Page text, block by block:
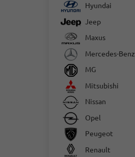
Hyundai
Jeep
Maxus
Mercedes-Benz
MG
Mitsubishi
Nissan
Opel
Peugeot
Renault